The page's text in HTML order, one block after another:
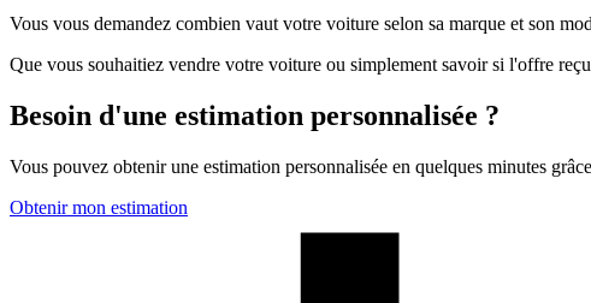
Vous vous demandez combien vaut votre voiture selon sa marque et son
Que vous souhaitiez vendre votre voiture ou simplement savoir si l'offre
Besoin d'une estimation personnalisée ?
Vous pouvez obtenir une estimation personnalisée en quelques minutes
Obtenir mon estimation